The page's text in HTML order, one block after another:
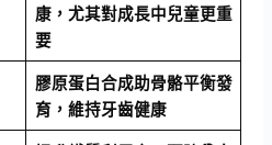
康，尤其對成長中兒童更重
要
膠原蛋白合成助骨骼平衡發
育，維持牙齒健康